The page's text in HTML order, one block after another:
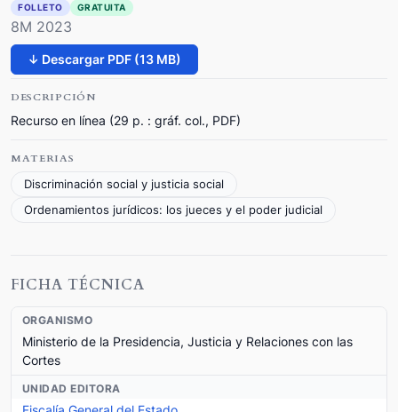
FOLLETO GRATUITA
8M 2023
↓ Descargar PDF (13 MB)
DESCRIPCIÓN
Recurso en línea (29 p. : gráf. col., PDF)
MATERIAS
Discriminación social y justicia social
Ordenamientos jurídicos: los jueces y el poder judicial
FICHA TÉCNICA
ORGANISMO
Ministerio de la Presidencia, Justicia y Relaciones con las
Cortes
UNIDAD EDITORA